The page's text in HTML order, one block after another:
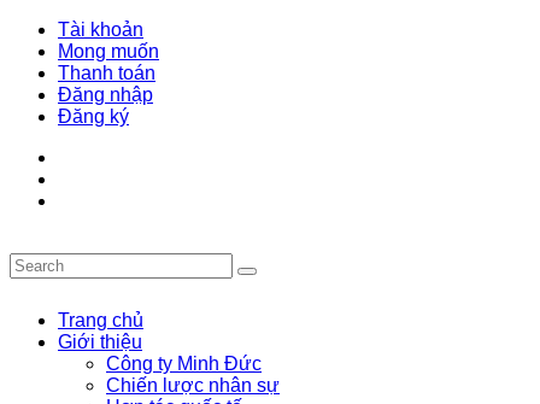
Tài khoản
Mong muốn
Thanh toán
Đăng nhập
Đăng ký
Trang chủ
Giới thiệu
Công ty Minh Đức
Chiến lược nhân sự